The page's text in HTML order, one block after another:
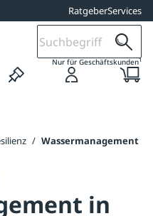
RatgeberServices
Nur für Geschäftskunden1
/ Wassermanagement
in